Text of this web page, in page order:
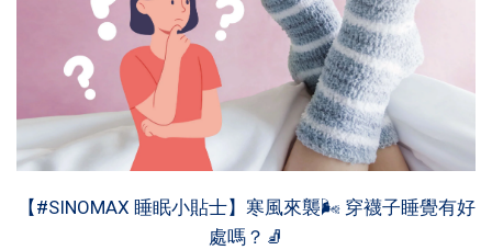
【 #SINOMAX 睡眠小貼士】寒風來襲🌬 穿襪子睡覺有好
處嗎？ 🧦